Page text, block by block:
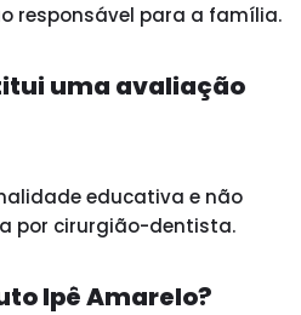
responsável para a família.
uma avaliação
educativa e não
por cirurgião-dentista.
Ipê Amarelo?